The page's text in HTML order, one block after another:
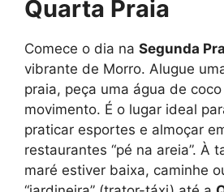
Quarta Praia
Comece o dia na Segunda
vibrante de Morro. Alugue
praia, peça uma água de
movimento. É o lugar ideal
praticar esportes e almoçar
restaurantes “pé na areia”. À
maré estiver baixa, caminhe